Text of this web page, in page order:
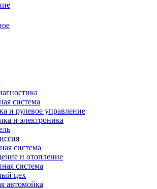
система
и рулевое управление
и электроника
система
и отопление
система
цех
автомойка